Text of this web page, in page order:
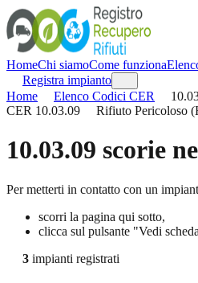
HomeChi siamoCome funziona
Registra impianto
Home
Elenco Codici CER
CER 10.03.09 Rifiuto Pericoloso
10.03.09 scorie
Per metterti in contatto con un
scorri la pagina qui sotto,
clicca sul pulsante "Vedi
3 impianti registrati